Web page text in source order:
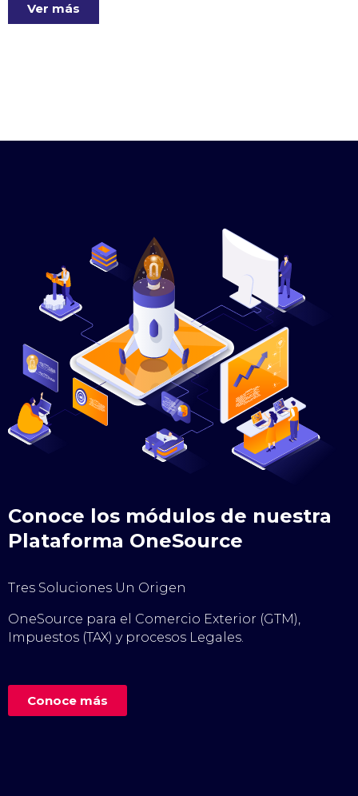
Ver más
Conoce los módulos de nuestra
Plataforma OneSource
Tres Soluciones Un Origen
OneSource para el Comercio Exterior (GTM),
Impuestos (TAX) y procesos Legales.
Conoce más